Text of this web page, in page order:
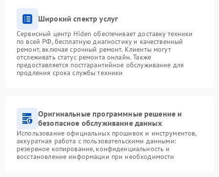
Широкий спектр услуг
Сервисный центр Hiden обеспечивает доставку техники
по всей РФ, бесплатную диагностику и качественный
ремонт, включая срочный ремонт. Клиенты могут
отслеживать статус ремонта онлайн. Также
предоставляется постгарантийное обслуживание для
продления срока службы техники
Оригинальные программные решение и
безопасное обслуживание данных
Использование официальных прошивок и инструментов,
аккуратная работа с пользовательскими данными:
резервное копирование, конфиденциальность и
восстановление информации при необходимости